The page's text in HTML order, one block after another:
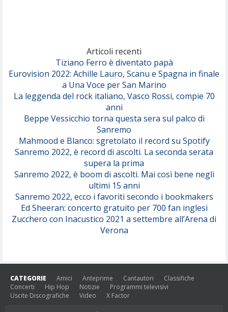
Serenamente
Articoli recenti
Tiziano Ferro è diventato papà
Eurovision 2022: Achille Lauro, Scanu e Spagna in finale
a Una Voce per San Marino
La leggenda del rock italiano, Vasco Rossi, compie 70
anni
Beppe Vessicchio torna questa sera sul palco di
Sanremo
Mahmood e Blanco: sgretolato il record su Spotify
Sanremo 2022, è record di ascolti. La seconda serata
supera la prima
Sanremo 2022, è boom di ascolti. Mai così bene negli
ultimi 15 anni
Sanremo 2022, ecco i favoriti secondo i bookmakers
Ed Sheeran: concerto gratuito per 700 fan inglesi
Zucchero con Inacustico 2021 a settembre all’Arena di
Verona
CATEGORIE Amici Anteprime Cantautori
Classifiche
Concerti
Hip Hop Notizie
Programmi televisivi
Uscite Discografiche
Video X Factor